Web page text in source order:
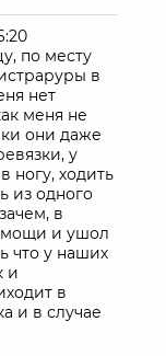
по месту
в
нет
меня не
они даже
у
ногу, ходить
из одного
в
и ушол
что у наших
и
в
и в случае